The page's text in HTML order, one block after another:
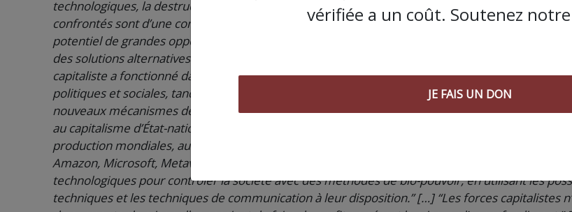
technologiques, la destruction écologique et les crises économiques et sociales auxquelles
confrontés sont d’une complexité et d’un impact sans précédent. Mais chaque grand défi
potentiel de grandes opportunités. Notre capacité à apprendre, à innover, à construire la
des solutions alternatives est la clé de la réalisation de ces opportunités.” […] “Historiquement,
capitaliste a fonctionné dans une spirale de crise permanente. Ces crises érodent les
politiques et sociales, tandis que le système se maintient en masquant ses vulnérabilités et en
nouveaux mécanismes de contrôle.” […] “Contrairement aux nationalistes, qui cherchent à se
au capitalisme d’État-nation, les mondialistes, qui cherchent à maintenir leur domination grâce
production mondiales, aux réseaux numériques et aux organisations et entreprises
Amazon, Microsoft, Metaverse, l’industrie électronique et le secteur automobile), utilisent leurs
technologiques pour contrôler la société avec des méthodes de bio-pouvoir, en utilisant les
techniques et les techniques de communication à leur disposition.” […] “Les forces capitalistes
vérifiée a un coût. Soutenez
JE FAIS UN DON